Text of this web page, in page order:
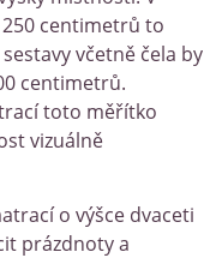
centimetrů to
včetně čela by
centimetrů.
toto měřítko
vizuálně
o výšce dvaceti
prázdnoty a